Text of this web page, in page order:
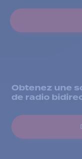
Obtenez une
de radio